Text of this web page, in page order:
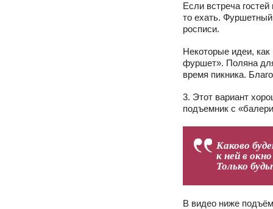
Если встреча
то ехать. Фуршетный
росписи.
Некоторые идеи,
фуршет». Поляна
время пикника.
3. Этот вариант
подъемник с
Каково
к ней в
Только
В видео ниже